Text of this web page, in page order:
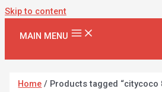
Skip to content
MAIN MENU
Home / Products tagged “citycoco